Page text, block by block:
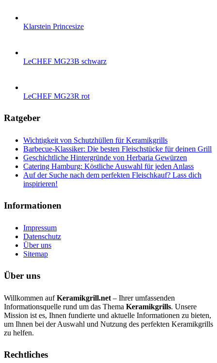
Klarstein Princesize
LeCHEF MG23B schwarz
LeCHEF MG23R rot
Ratgeber
Wichtigkeit von Schutzhüllen für Keramikgrills
Barbecue-Klassiker: Die besten Fleischstücke für deinen Grill
Geschichtliche Hintergründe von Herbaria Gewürzen
Catering Hamburg: Köstliche Auswahl für jeden Anlass
Auf der Suche nach dem perfekten Fleischkauf? Lass dich
inspirieren!
Informationen
Impressum
Datenschutz
Über uns
Sitemap
Über uns
Willkommen aufKeramikgrill.net – Ihrer umfassenden
Informationsquelle rund um das Thema Keramikgrills. Unsere
Mission ist es, Ihnen fundierte und aktuelle Informationen zu bieten,
um Ihnen bei der Auswahl und Nutzung des perfekten Keramikgrills
zu helfen.
Rechtliches